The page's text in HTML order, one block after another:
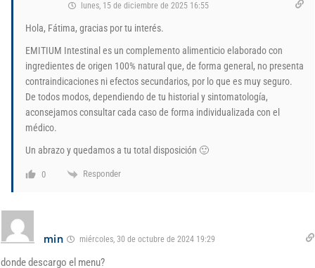
lunes, 15 de diciembre de 2025 16:55
Hola, Fátima, gracias por tu interés.
EMITIUM Intestinal es un complemento alimenticio elaborado con
ingredientes de origen 100% natural que, de forma general, no presenta
contraindicaciones ni efectos secundarios, por lo que es muy seguro.
De todos modos, dependiendo de tu historial y sintomatología,
aconsejamos consultar cada caso de forma individualizada con el
médico.
Un abrazo y quedamos a tu total disposición 🙂
0 Responder
min miércoles, 30 de octubre de 2024 19:29
donde descargo el menu?